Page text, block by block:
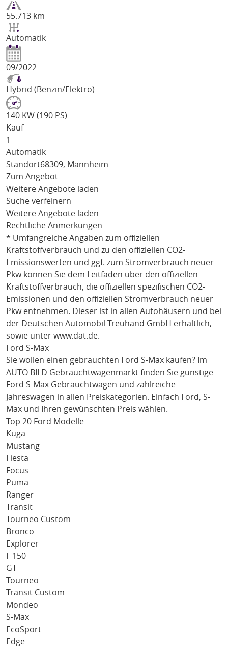
55.713 km
Automatik
09/2022
Hybrid (Benzin/Elektro)
140 KW (190 PS)
Kauf
1
Automatik
Standort68309, Mannheim
Zum Angebot
Weitere Angebote laden
Suche verfeinern
Weitere Angebote laden
Rechtliche Anmerkungen
* Umfangreiche Angaben zum offiziellen
Kraftstoffverbrauch und zu den offiziellen CO2-
Emissionswerten und ggf. zum Stromverbrauch neuer
Pkw können Sie dem Leitfaden über den offiziellen
Kraftstoffverbrauch, die offiziellen spezifischen CO2-
Emissionen und den offiziellen Stromverbrauch neuer
Pkw entnehmen. Dieser ist in allen Autohäusern und bei
der Deutschen Automobil Treuhand GmbH erhältlich,
sowie unter www.dat.de.
Ford S-Max
Sie wollen einen gebrauchten Ford S-Max kaufen? Im
AUTO BILD Gebrauchtwagenmarkt finden Sie günstige
Ford S-Max Gebrauchtwagen und zahlreiche
Jahreswagen in allen Preiskategorien. Einfach Ford, S-
Max und Ihren gewünschten Preis wählen.
Top 20 Ford Modelle
Kuga
Mustang
Fiesta
Focus
Puma
Ranger
Transit
Tourneo Custom
Bronco
Explorer
F 150
GT
Tourneo
Transit Custom
Mondeo
S-Max
EcoSport
Edge